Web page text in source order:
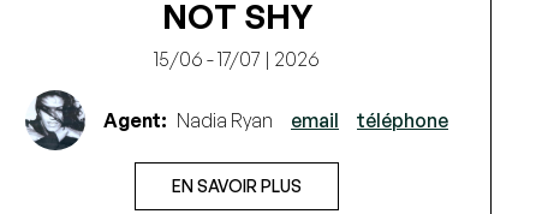
NOT SHY
15/06 - 17/07 | 2026
Agent: Nadia Ryan email téléphone
EN SAVOIR PLUS